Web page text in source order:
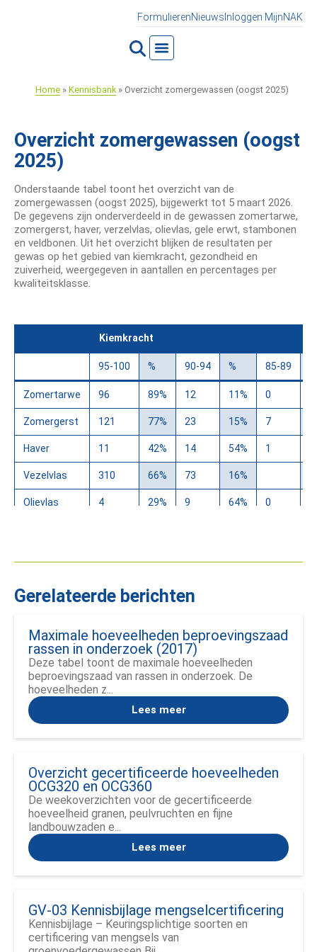
FormulierenNieuws Inloggen MijnNAK
Home » Kennisbank» Overzicht zomergewassen (oogst 2025)
Overzicht zomergewassen (oogst
2025)
Onderstaande tabel toont het overzicht van de
zomergewassen (oogst 2025), bijgewerkt tot 5 maart 2026.
De gegevens zijn onderverdeeld in de gewassen zomertarwe,
zomergerst, haver, verzelvlas, olievlas, gele erwt, stambonen
en veldbonen. Uit het overzicht blijken de resultaten per
gewas op het gebied van kiemkracht, gezondheid en
zuiverheid, weergegeven in aantallen en percentages per
kwaliteitsklasse.
Kiemkracht
95-100 % 90-94 % 85-89
Zomertarwe 96 89% 12 11% 0
Zomergerst 121 77% 23 15% 7
Haver 11 42% 14 54% 1
Vezelvlas 310 66% 73 16%
Olievlas 4 29% 9 64% 0
Gerelateerde berichten
Maximale hoeveelheden beproevingszaad
rassen in onderzoek (2017)
Deze tabel toont de maximale hoeveelheden
beproevingszaad van rassen in onderzoek. De
hoeveelheden z...
Lees meer
Overzicht gecertificeerde hoeveelheden
OCG320 en OCG360
De weekoverzichten voor de gecertificeerde
hoeveelheid granen, peulvruchten en fijne
landbouwzaden e...
Lees meer
GV-03 Kennisbijlage mengselcertificering
Kennisbijlage – Keuringsplichtige soorten en
certificering van mengsels van